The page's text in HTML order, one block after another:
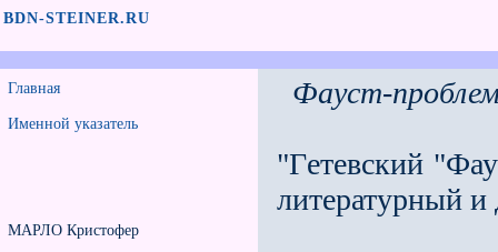
BDN-STEINER.RU
Главная
Именной указатель
МАРЛО Кристофер
Фауст-
"Гeтевский
литературный и